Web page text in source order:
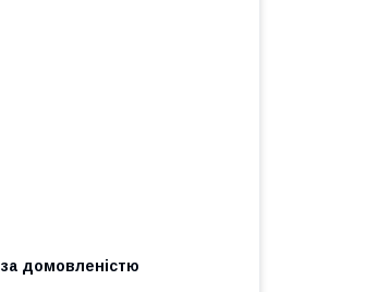
за домовленістю